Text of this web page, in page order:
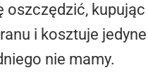
i kosztuje
nie mamy.